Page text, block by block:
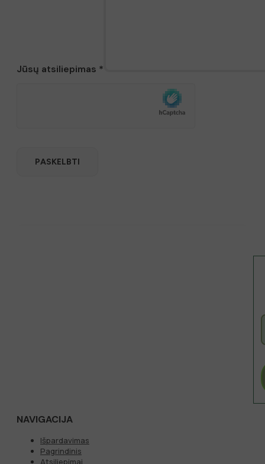
Jūsų atsiliepimas *
NAVIGACIJA
Išpardavimas
Pagrindinis